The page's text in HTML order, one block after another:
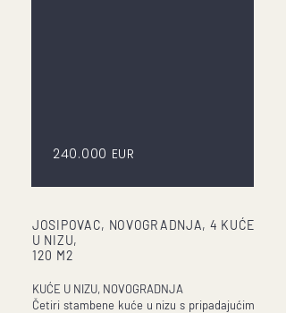
240.000 EUR
JOSIPOVAC, NOVOGRADNJA, 4 KUĆE
U NIZU,
120 M2
KUĆE U NIZU, NOVOGRADNJA
Četiri stambene kuće u nizu s pripadajućim